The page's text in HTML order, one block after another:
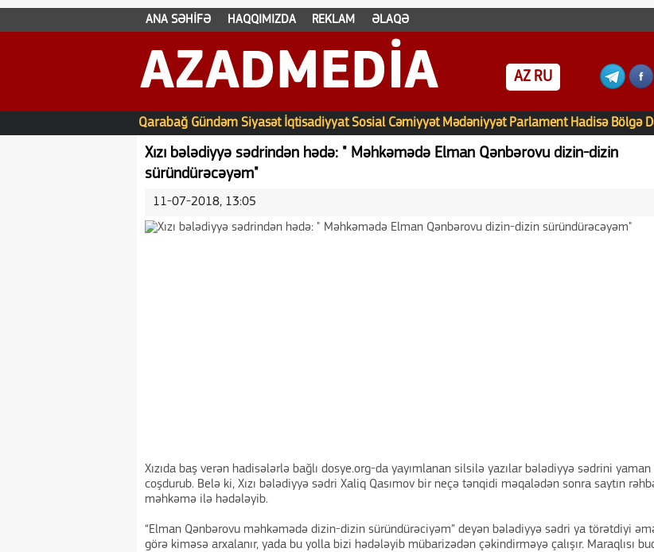
ANA SƏHİFƏ HAQQIMIZDA REKLAM ƏLAQƏ
AZADMEDIA AZ RU
Qarabağ Gündəm Siyasət İqtisadiyyat Sosial Cəmiyyət Mədəniyyət Parlament Hadisə Bölgə
Xızı bələdiyyə sədrindən hədə: " Məhkəmədə Elman Qənbərovu dizin-dizin
süründürəcəyəm"
11-07-2018, 13:05
Xızıda baş verən hadisələrlə bağlı dosye.org-da yayımlanan silsilə yazılar bələdiyyə sədrini yaman
coşdurub. Belə ki, Xızı bələdiyyə sədri Xaliq Qasımov bir neçə tənqidi məqalədən sonra saytın
məhkəmə ilə hədələyib.
“Elman Qənbərovu məhkəmədə dizin-dizin süründürəciyəm” deyən bələdiyyə sədri ya törətdiyi
görə kiməsə arxalanır, yada bu yolla bizi hədələyib mübarizədən çəkindirməyə çalışır. Maraqlısı